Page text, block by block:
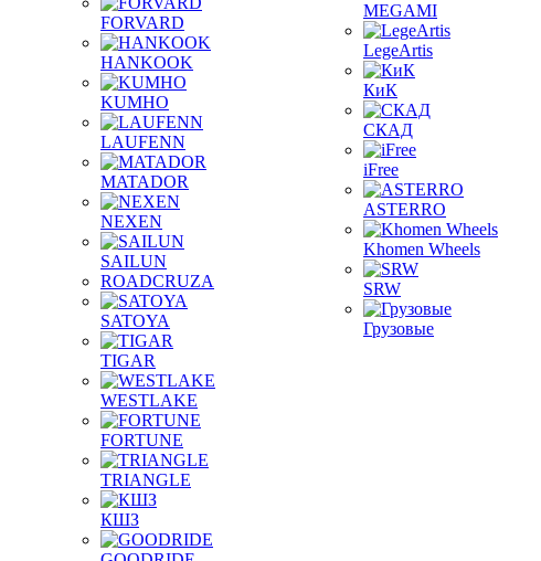
FORVARD
HANKOOK
KUMHO
LAUFENN
MATADOR
NEXEN
SAILUN
ROADCRUZA
SATOYA
TIGAR
WESTLAKE
FORTUNE
TRIANGLE
КШЗ
MEGAMI
LegeArtis
КиК
СКАД
iFree
ASTERRO
Khomen Wheels
SRW
Грузовые